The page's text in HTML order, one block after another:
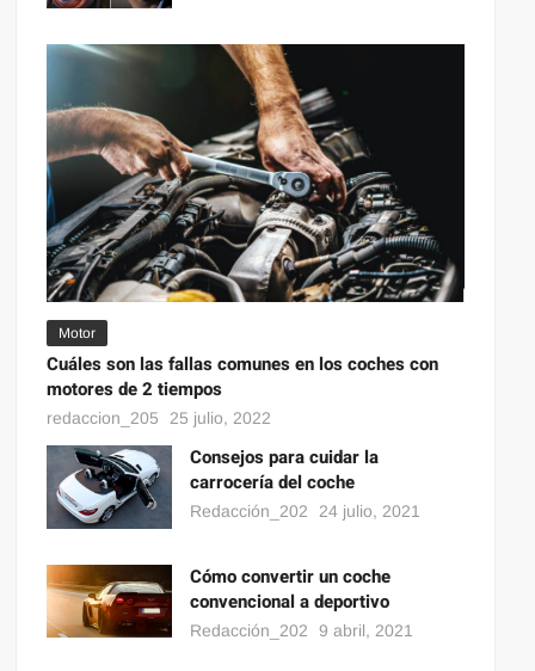
Motor
Cuáles son las fallas comunes en los coches con
motores de 2 tiempos
redaccion_205 25 julio, 2022
Consejos para cuidar la
carrocería del coche
Redacción_202 24 julio, 2021
Cómo convertir un coche
convencional a deportivo
Redacción_202 9 abril, 2021